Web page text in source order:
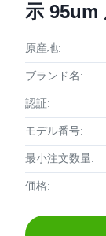
示 95um
原産地:
ブランド名:
認証:
モデル番号:
最小注文数量:
価格: